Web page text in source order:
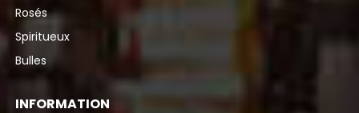
Rosés
Spiritueux
Bulles
INFORMATION